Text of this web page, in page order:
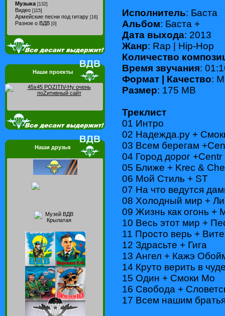
Музыка [132]
Видео [115]
Армейские песни под гитару [16]
Разное о ВДВ [0]
Наши проекты
Наши друзья
Исполнитель: Баста
Альбом: Баста +
Дата выхода: 2013
Жанр: Rap | Hip-Hop
Количество
Время звучания:
Формат | Качество:
Размер: 175 MB
Треклист
01 Интро
02 Надежда.ру +
03 Всем берегам
04 Город дорог +Centr
05 Ближе + Krec &
06 Мой Стиль + ST
07 На что ведутся
08 Холодный мир +
09 Жизнь как огонь +
10 Весь этот мир +
11 Просто верь +
12 Здрасьте + Гига
13 Ангел + Кажэ
14 Круто верить в
15 Один + Смоки Мо
16 Свобода +
17 Всем нашим